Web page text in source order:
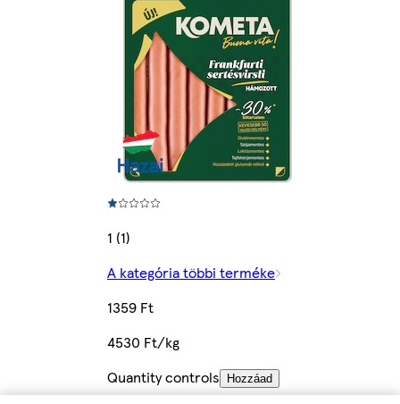
1 (1)
A kategória többi terméke
1359 Ft
4530 Ft/kg
Quantity controls
Hozzáad